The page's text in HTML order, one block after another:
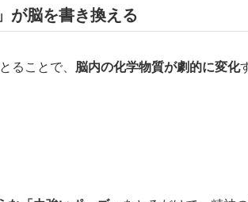
が脳を書き換える
ることで、 脳内の化学物質が劇的に変化